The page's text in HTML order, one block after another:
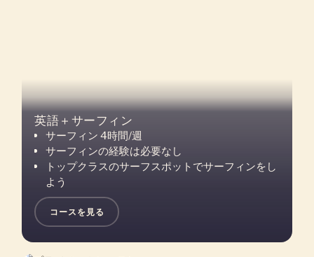
英語＋サーフィン
サーフィン 4時間/週
サーフィンの経験は必要なし
トップクラスのサーフスポットでサーフィンをし
よう
コースを見る